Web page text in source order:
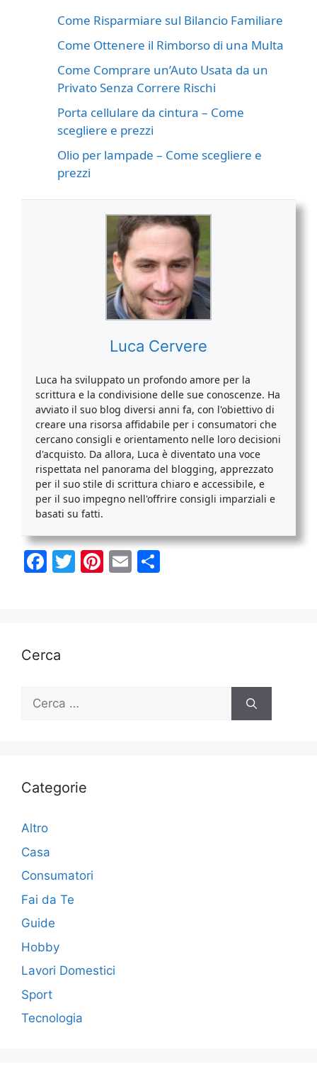
Come Risparmiare sul Bilancio Familiare
Come Ottenere il Rimborso di una Multa
Come Comprare un’Auto Usata da un
Privato Senza Correre Rischi
Porta cellulare da cintura – Come
scegliere e prezzi
Olio per lampade – Come scegliere e
prezzi
Luca Cervere
Luca ha sviluppato un profondo amore per la
scrittura e la condivisione delle sue conoscenze. Ha
avviato il suo blog diversi anni fa, con l'obiettivo di
creare una risorsa affidabile per i consumatori che
cercano consigli e orientamento nelle loro decisioni
d'acquisto. Da allora, Luca è diventato una voce
rispettata nel panorama del blogging, apprezzato
per il suo stile di scrittura chiaro e accessibile, e
per il suo impegno nell'offrire consigli imparziali e
basati su fatti.
F
b
o
T
Pi E
Cerca
Ricerca
Categorie
Altro
Casa
Consumatori
Fai da Te
Guide
Hobby
Lavori Domestici
Sport
Tecnologia